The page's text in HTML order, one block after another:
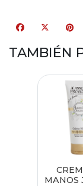
TAMBIÉN
MANOS